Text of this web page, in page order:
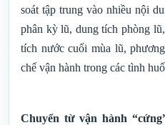
soát tập trung vào nhiều nội
phân kỳ lũ, dung tích phòng
tích nước cuối mùa lũ,
chế vận hành trong các tình
Chuyển từ vận hành